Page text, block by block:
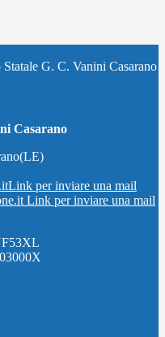
G. C. Vanini Casarano
Casarano
Link per inviare una mail
Link per inviare una mail